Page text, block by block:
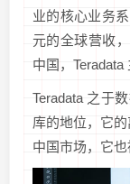
业的核心业务
元的全球营收
中国，Teradata
Teradata 之于
库的地位，它
中国市场，它也